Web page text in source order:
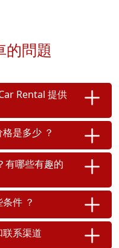
的問題
Rental 提供
是多少 ？
有哪些有趣的
件 ？
系渠道